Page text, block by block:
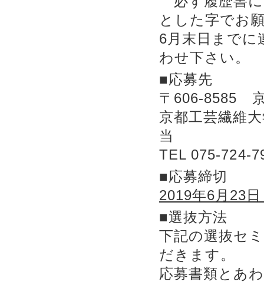
とした字でお
6月末日までに
わせ下さい。
■応募先
〒606-8585
京都工芸繊維
当
TEL 075-724-
■応募締切
2019年6月23
■選抜方法
下記の選抜セ
だきます。
応募書類とあ